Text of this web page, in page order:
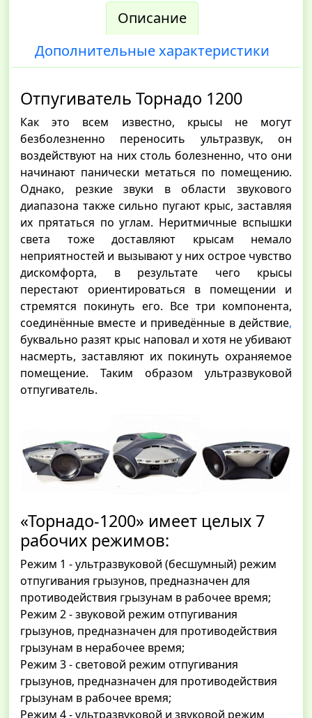
Описание
Дополнительные характеристики
Отпугиватель Торнадо 1200
Как это всем известно, крысы не могут
безболезненно переносить ультразвук, он
воздействуют на них столь болезненно, что они
начинают панически метаться по помещению.
Однако, резкие звуки в области звукового
диапазона также сильно пугают крыс, заставляя
их прятаться по углам. Неритмичные вспышки
света тоже доставляют крысам немало
неприятностей и вызывают у них острое чувство
дискомфорта, в результате чего крысы
перестают ориентироваться в помещении и
стремятся покинуть его. Все три компонента,
соединённые вместе и приведённые в действие,
буквально разят крыс наповал и хотя не убивают
насмерть, заставляют их покинуть охраняемое
помещение. Таким образом ультразвуковой
отпугиватель.
«Торнадо-1200» имеет целых 7
рабочих режимов:
Режим 1 - ультразвуковой (бесшумный) режим
отпугивания грызунов, предназначен для
противодействия грызунам в рабочее время;
Режим 2 - звуковой режим отпугивания
грызунов, предназначен для противодействия
грызунам в нерабочее время;
Режим 3 - световой режим отпугивания
грызунов, предназначен для противодействия
грызунам в рабочее время;
Режим 4 - ультразвуковой и звуковой режим